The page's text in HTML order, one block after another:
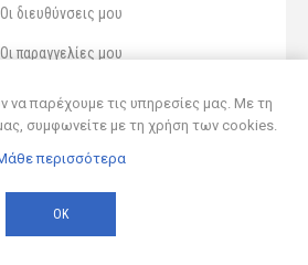
Οι διευθύνσεις μου
Οι παραγγελίες μου
© 2026 Δ ΚΥΡΣΑΝΙΔΗΣ ΚΑΙ ΥΙΟΣ ΟΕ
να παρέχουμε τις υπηρεσίες μας. Με τη
συμφωνείτε με τη χρήση των cookies.
περισσότερα
ΟΚ